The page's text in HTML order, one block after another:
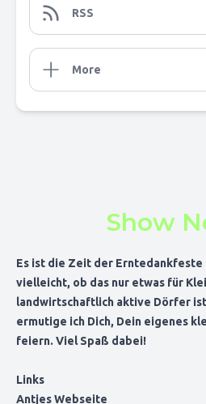
RSS
More
Show
Es ist die Zeit der Erntedankfeste
vielleicht, ob das nur etwas für
landwirtschaftlich aktive Dörfer
ermutige ich Dich, Dein eigenes
feiern. Viel Spaß dabei!
Links
Antjes Webseite